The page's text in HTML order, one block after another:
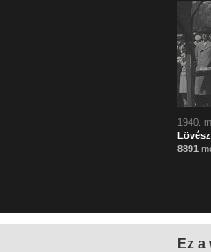
1940.
8891
Ez